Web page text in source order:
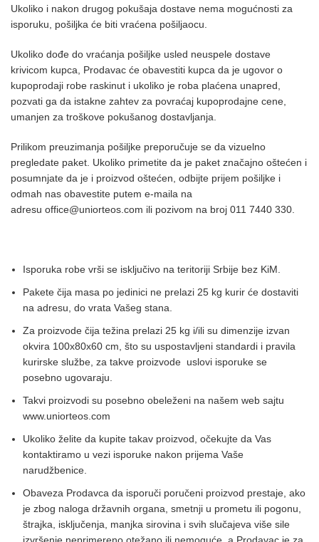
Ukoliko i nakon drugog pokušaja dostave nema mogućnosti za
isporuku, pošiljka će biti vraćena pošiljaocu.
Ukoliko dođe do vraćanja pošiljke usled neuspele dostave
krivicom kupca, Prodavac će obavestiti kupca da je ugovor o
kupoprodaji robe raskinut i ukoliko je roba plaćena unapred,
pozvati ga da istakne zahtev za povraćaj kupoprodajne cene,
umanjen za troškove pokušanog dostavljanja.
Prilikom preuzimanja pošiljke preporučuje se da vizuelno
pregledate paket. Ukoliko primetite da je paket značajno oštećen i
posumnjate da je i proizvod oštećen, odbijte prijem pošiljke i
odmah nas obavestite putem e-maila na
adresu office@uniorteos.com ili pozivom na broj 011 7440 330.
Isporuka robe vrši se isključivo na teritoriji Srbije bez KiM.
Pakete čija masa po jedinici ne prelazi 25 kg kurir će dostaviti
na adresu, do vrata Vašeg stana.
Za proizvode čija težina prelazi 25 kg i/ili su dimenzije izvan
okvira 100x80x60 cm, što su uspostavljeni standardi i pravila
kurirske službe, za takve proizvode uslovi isporuke se
posebno ugovaraju.
Takvi proizvodi su posebno obeleženi na našem web sajtu
www.uniorteos.com
Ukoliko želite da kupite takav proizvod, očekujte da Vas
kontaktiramo u vezi isporuke nakon prijema Vaše
narudžbenice.
Obaveza Prodavca da isporuči poručeni proizvod prestaje, ako
je zbog naloga državnih organa, smetnji u prometu ili pogonu,
štrajka, isključenja, manjka sirovina i svih slučajeva više sile